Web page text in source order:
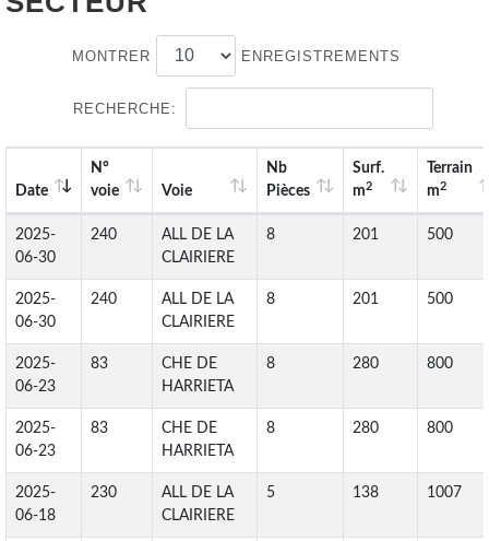
MONTRER ENREGISTREMENTS
RECHERCHE:
Date
N°
voie
Voie
Nb
Pièces
Surf.
m2
Terrain
m2
2025-
06-30
240
ALL DE LA
CLAIRIERE
8 201 500
2025-
06-30
240
ALL DE LA
CLAIRIERE
8 201 500
2025-
06-23
83
CHE DE
HARRIETA
8 280 800
2025-
06-23
83
CHE DE
HARRIETA
8 280 800
2025-
06-18
230
ALL DE LA
CLAIRIERE
5 138 1007